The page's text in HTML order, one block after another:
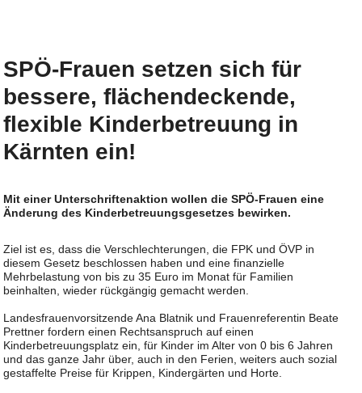
SPÖ-Frauen setzen sich für
bessere, flächendeckende,
flexible Kinderbetreuung in
Kärnten ein!
Mit einer Unterschriftenaktion wollen die SPÖ-Frauen eine
Änderung des Kinderbetreuungsgesetzes bewirken.
Ziel ist es, dass die Verschlechterungen, die FPK und ÖVP in
diesem Gesetz beschlossen haben und eine finanzielle
Mehrbelastung von bis zu 35 Euro im Monat für Familien
beinhalten, wieder rückgängig gemacht werden.
Landesfrauenvorsitzende Ana Blatnik und Frauenreferentin Beate
Prettner fordern einen Rechtsanspruch auf einen
Kinderbetreuungsplatz ein, für Kinder im Alter von 0 bis 6 Jahren
und das ganze Jahr über, auch in den Ferien, weiters auch sozial
gestaffelte Preise für Krippen, Kindergärten und Horte.